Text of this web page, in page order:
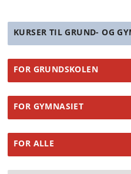
KURSER TIL GRUND- OG
FOR GRUNDSKOLEN
FOR GYMNASIET
FOR ALLE